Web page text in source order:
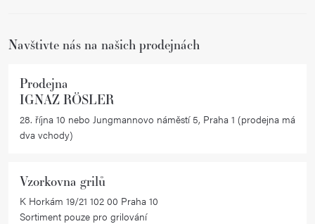
Navštivte nás na našich prodejnách
Prodejna
IGNAZ RÖSLER
28. října 10 nebo Jungmannovo náměstí 5, Praha 1 (prodejna má
dva vchody)
Vzorkovna grilů
K Horkám 19/21 102 00 Praha 10
Sortiment pouze pro grilování